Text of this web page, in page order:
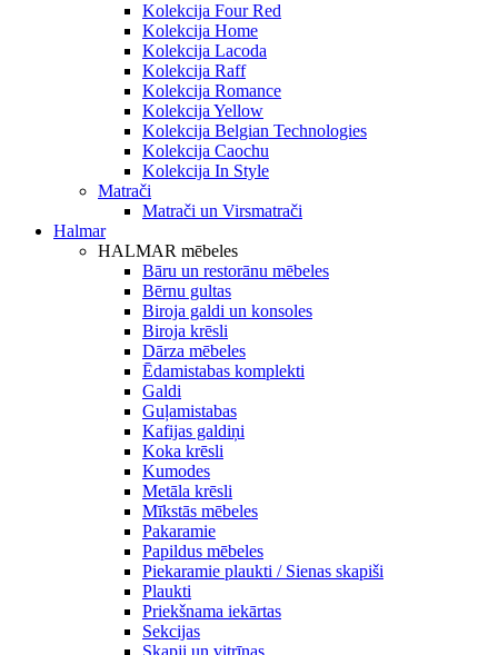
Kolekcija Four Red
Kolekcija Home
Kolekcija Lacoda
Kolekcija Raff
Kolekcija Romance
Kolekcija Yellow
Kolekcija Belgian Technologies
Kolekcija Caochu
Kolekcija In Style
Matrači
Matrači un Virsmatrači
Halmar
HALMAR mēbeles
Bāru un restorānu mēbeles
Bērnu gultas
Biroja galdi un konsoles
Biroja krēsli
Dārza mēbeles
Ēdamistabas komplekti
Galdi
Guļamistabas
Kafijas galdiņi
Koka krēsli
Kumodes
Metāla krēsli
Mīkstās mēbeles
Pakaramie
Papildus mēbeles
Piekaramie plaukti / Sienas skapiši
Plaukti
Priekšnama iekārtas
Sekcijas
Skapji un vitrīnas